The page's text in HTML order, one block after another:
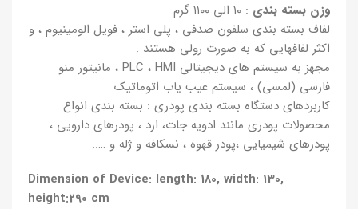
وزن بسته بندی : ۱۰ الی ۱۱۰۰ گرم
لفاف بسته بندی سلفون صدفی ، پلی استر ، فویل الومینیوم ، و
اکثر لفافهایی که به صورت رولی هستند .
مجهز به سیستم های دیجیتالی PLC ، HMI ، مانیتور منو
فارسی (لمسی) ، سیستم عیب یاب اتوماتیک
کاربردهای دستگاه بسته بندی پودری : بسته بندی انواع
محصولات پودری مانند ادویه جات، ارد ، پودرهای دارویی ،
پودرهای شیمیایی ،پودر قهوه ، نسکافه و ژله و …..
Dimension of Device: length: 180, width: 130,
height:290 cm